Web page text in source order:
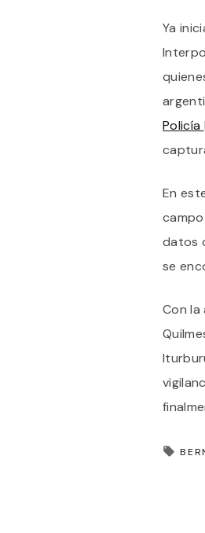
Ya
Policía
En
datos
se
Con la